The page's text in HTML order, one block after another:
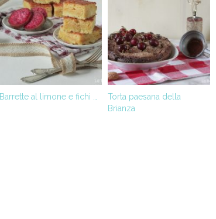
Barrette al limone e fichi …
Torta paesana della
Brianza